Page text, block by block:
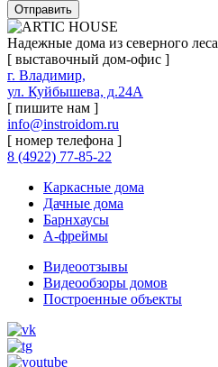
Отправить
Надежные дома из северного леса
[ выставочный дом-офис ]
г. Владимир,
ул. Куйбышева, д.24А
[ пишите нам ]
info@instroidom.ru
[ номер телефона ]
8 (4922) 77-85-22
Каркасные дома
Дачные дома
Барнхаусы
А-фреймы
Видеоотзывы
Видеообзоры домов
Построенные объекты